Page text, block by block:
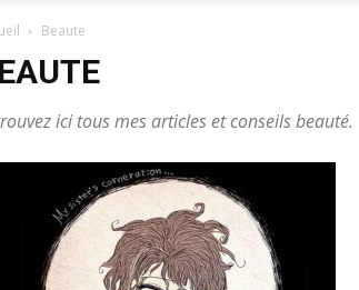
Beaute
ici tous mes articles et conseils beauté.